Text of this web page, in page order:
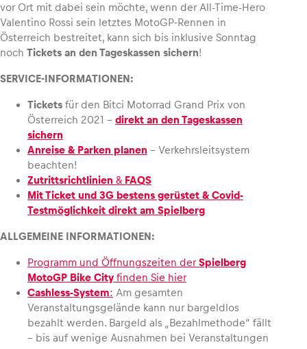
vor Ort mit dabei sein möchte, wenn der All-Time-Hero
Valentino Rossi sein letztes MotoGP-Rennen in
Österreich bestreitet, kann sich bis inklusive Sonntag
noch Tickets an den Tageskassen sichern!
SERVICE-INFORMATIONEN:
Tickets für den Bitci Motorrad Grand Prix von
Österreich 2021 – direkt an den Tageskassen
sichern
Anreise & Parken planen – Verkehrsleitsystem
beachten!
Zutrittsrichtlinien & FAQS
Mit Ticket und 3G bestens gerüstet & Covid-
Testmöglichkeit direkt am Spielberg
ALLGEMEINE INFORMATIONEN:
Programm und Öffnungszeiten derSpielberg
MotoGP Bike City finden Sie hier
Cashless-System: Am gesamten
Veranstaltungsgelände kann nur bargeldlos
bezahlt werden. Bargeld als „Bezahlmethode“ fällt
– bis auf wenige Ausnahmen bei Veranstaltungen